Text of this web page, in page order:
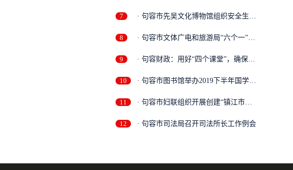
7
· 句容市先吴文化博物馆组织安全生产
8
· 句容市文体广电和旅游局“六个一”
9
· 句容财政：用好“四个课堂”，确保
10
· 句容市图书馆举办2019下半年国学讲
11
· 句容市妇联组织开展创建“镇江市巾
12
· 句容市司法局召开司法所长工作例会